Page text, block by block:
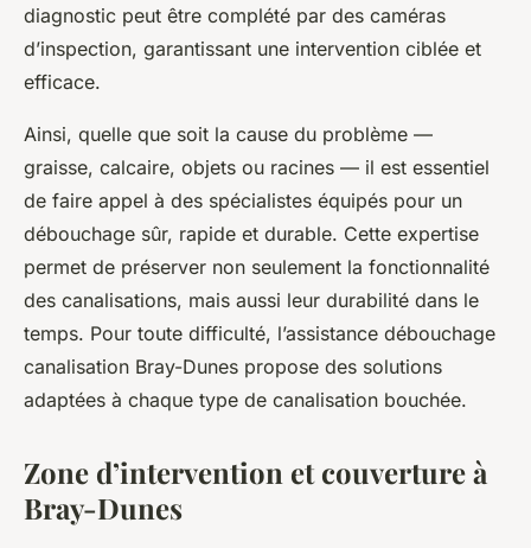
diagnostic peut être complété par des caméras
d’inspection, garantissant une intervention ciblée et
efficace.
Ainsi, quelle que soit la cause du problème —
graisse, calcaire, objets ou racines — il est essentiel
de faire appel à des spécialistes équipés pour un
débouchage sûr, rapide et durable. Cette expertise
permet de préserver non seulement la fonctionnalité
des canalisations, mais aussi leur durabilité dans le
temps. Pour toute difficulté, l’assistance débouchage
canalisation Bray-Dunes propose des solutions
adaptées à chaque type de canalisation bouchée.
Zone d’intervention et couverture à
Bray-Dunes